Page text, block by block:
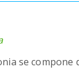
se compone